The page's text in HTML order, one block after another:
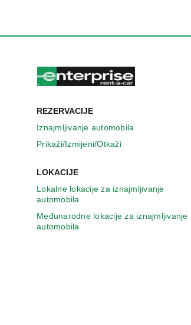
a
o
v
m
r
o
o
u
REZERVACIJE
Iznajmljivanje automobila
Prikaži/Izmijeni/Otkaži
LOKACIJE
Lokalne lokacije za iznajmljivanje
automobila
Međunarodne lokacije za iznajmljivanje
automobila